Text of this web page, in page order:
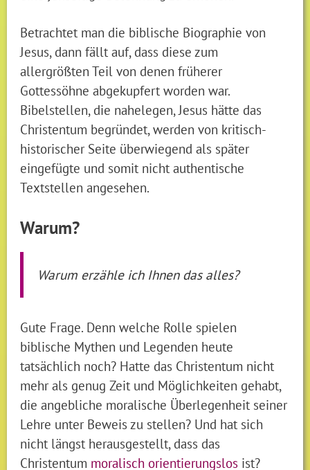
Betrachtet man die biblische Biographie von
Jesus, dann fällt auf, dass diese zum
allergrößten Teil von denen früherer
Gottessöhne abgekupfert worden war.
Bibelstellen, die nahelegen, Jesus hätte das
Christentum begründet, werden von kritisch-
historischer Seite überwiegend als später
eingefügte und somit nicht authentische
Textstellen angesehen.
Warum?
Warum erzähle ich Ihnen das alles?
Gute Frage. Denn welche Rolle spielen
biblische Mythen und Legenden heute
tatsächlich noch? Hatte das Christentum nicht
mehr als genug Zeit und Möglichkeiten gehabt,
die angebliche moralische Überlegenheit seiner
Lehre unter Beweis zu stellen? Und hat sich
nicht längst herausgestellt, dass das
Christentum moralisch orientierungslos ist?